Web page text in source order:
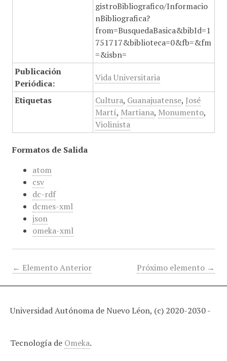
gistroBibliografico/Informacio
nBibliografica?
from=BusquedaBasica&bibId=1
751717&biblioteca=0&fb=&fm
=&isbn=
Publicación
Periódica:
Vida Universitaria
Etiquetas Cultura, Guanajuatense, José
Martí, Martiana, Monumento,
Violinista
Formatos de Salida
atom
csv
dc-rdf
dcmes-xml
json
omeka-xml
← Elemento Anterior Próximo elemento →
Universidad Autónoma de Nuevo Léon, (c) 2020-2030 -
Tecnología de Omeka.